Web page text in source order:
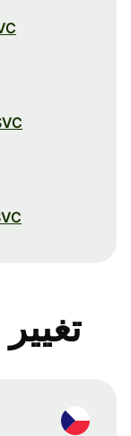
SVC إلى INR
SVC إلى GBP
SVC إلى ZAR